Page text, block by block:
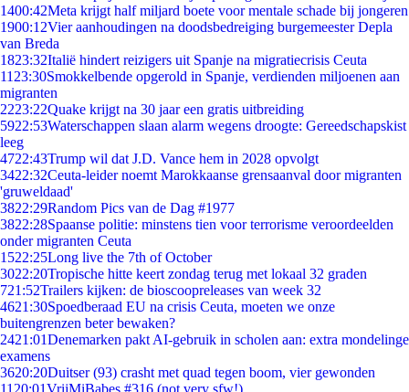
1400:42Meta krijgt half miljard boete voor mentale schade bij jongeren
1900:12Vier aanhoudingen na doodsbedreiging burgemeester Depla
van Breda
1823:32Italië hindert reizigers uit Spanje na migratiecrisis Ceuta
11 23:30Smokkelbende opgerold in Spanje, verdienden miljoenen aan
migranten
2223:22Quake krijgt na 30 jaar een gratis uitbreiding
5922:53Waterschappen slaan alarm wegens droogte: Gereedschapskist
leeg
4722:43Trump wil dat J.D. Vance hem in 2028 opvolgt
3422:32Ceuta-leider noemt Marokkaanse grensaanval door migranten
'gruweldaad'
3822:29Random Pics van de Dag #1977
3822:28Spaanse politie: minstens tien voor terrorisme veroordeelden
onder migranten Ceuta
1522:25Long live the 7th of October
3022:20Tropische hitte keert zondag terug met lokaal 32 graden
721:52Trailers kijken: de bioscoopreleases van week 32
4621:30Spoedberaad EU na crisis Ceuta, moeten we onze
buitengrenzen beter bewaken?
2421:01Denemarken pakt AI-gebruik in scholen aan: extra mondelinge
examens
3620:20Duitser (93) crasht met quad tegen boom, vier gewonden
11 20:01VrijMiBabes #316 (not very sfw!)